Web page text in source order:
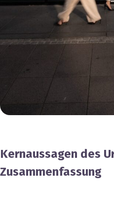
Kernaussagen des
Zusammenfassung